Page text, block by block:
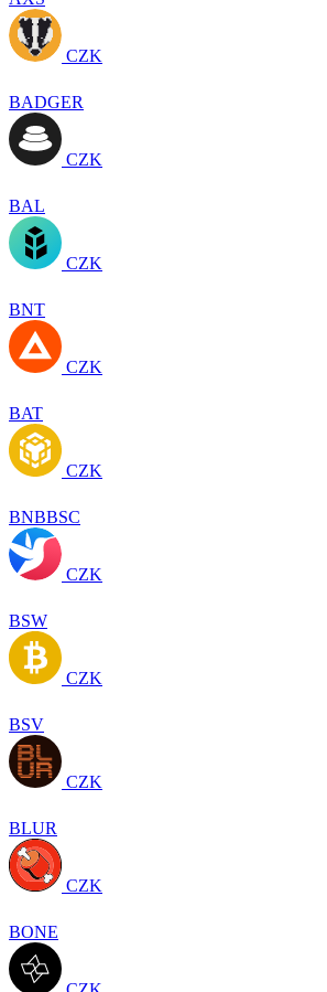
CZK
BADGER
CZK
BAL
CZK
BNT
CZK
BAT
CZK
BNBBSC
CZK
BSW
CZK
BSV
CZK
BLUR
CZK
BONE